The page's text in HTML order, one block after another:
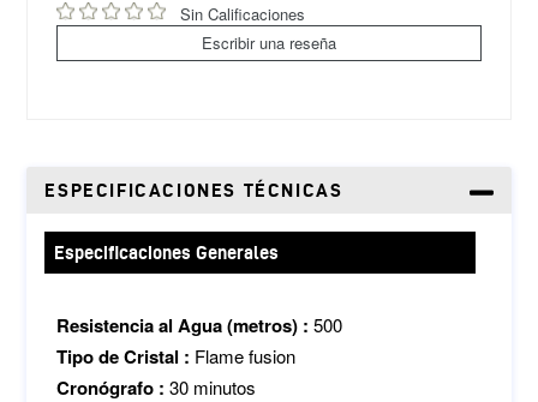
carrito
Sin Calificaciones
Escribir una reseña
ESPECIFICACIONES TÉCNICAS
Especificaciones Generales
Resistencia al Agua (metros) :500
Tipo de Cristal : Flame fusion
Cronógrafo :30 minutos